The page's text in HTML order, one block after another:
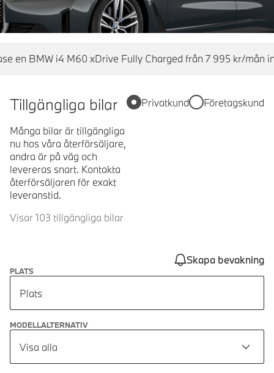
en BMW i4 M60 xDrive Fully Charged från 7 995 kr/mån
Tillgängliga bilar
Många bilar är tillgängliga
nu hos våra återförsäljare,
andra är på väg och
levereras snart. Kontakta
återförsäljaren för exakt
leveranstid.
Visar 103 tillgängliga bilar
Privatkund Företagskund
Skapa bevakning
PLATS
Plats
MODELLALTERNATIV
Visa alla